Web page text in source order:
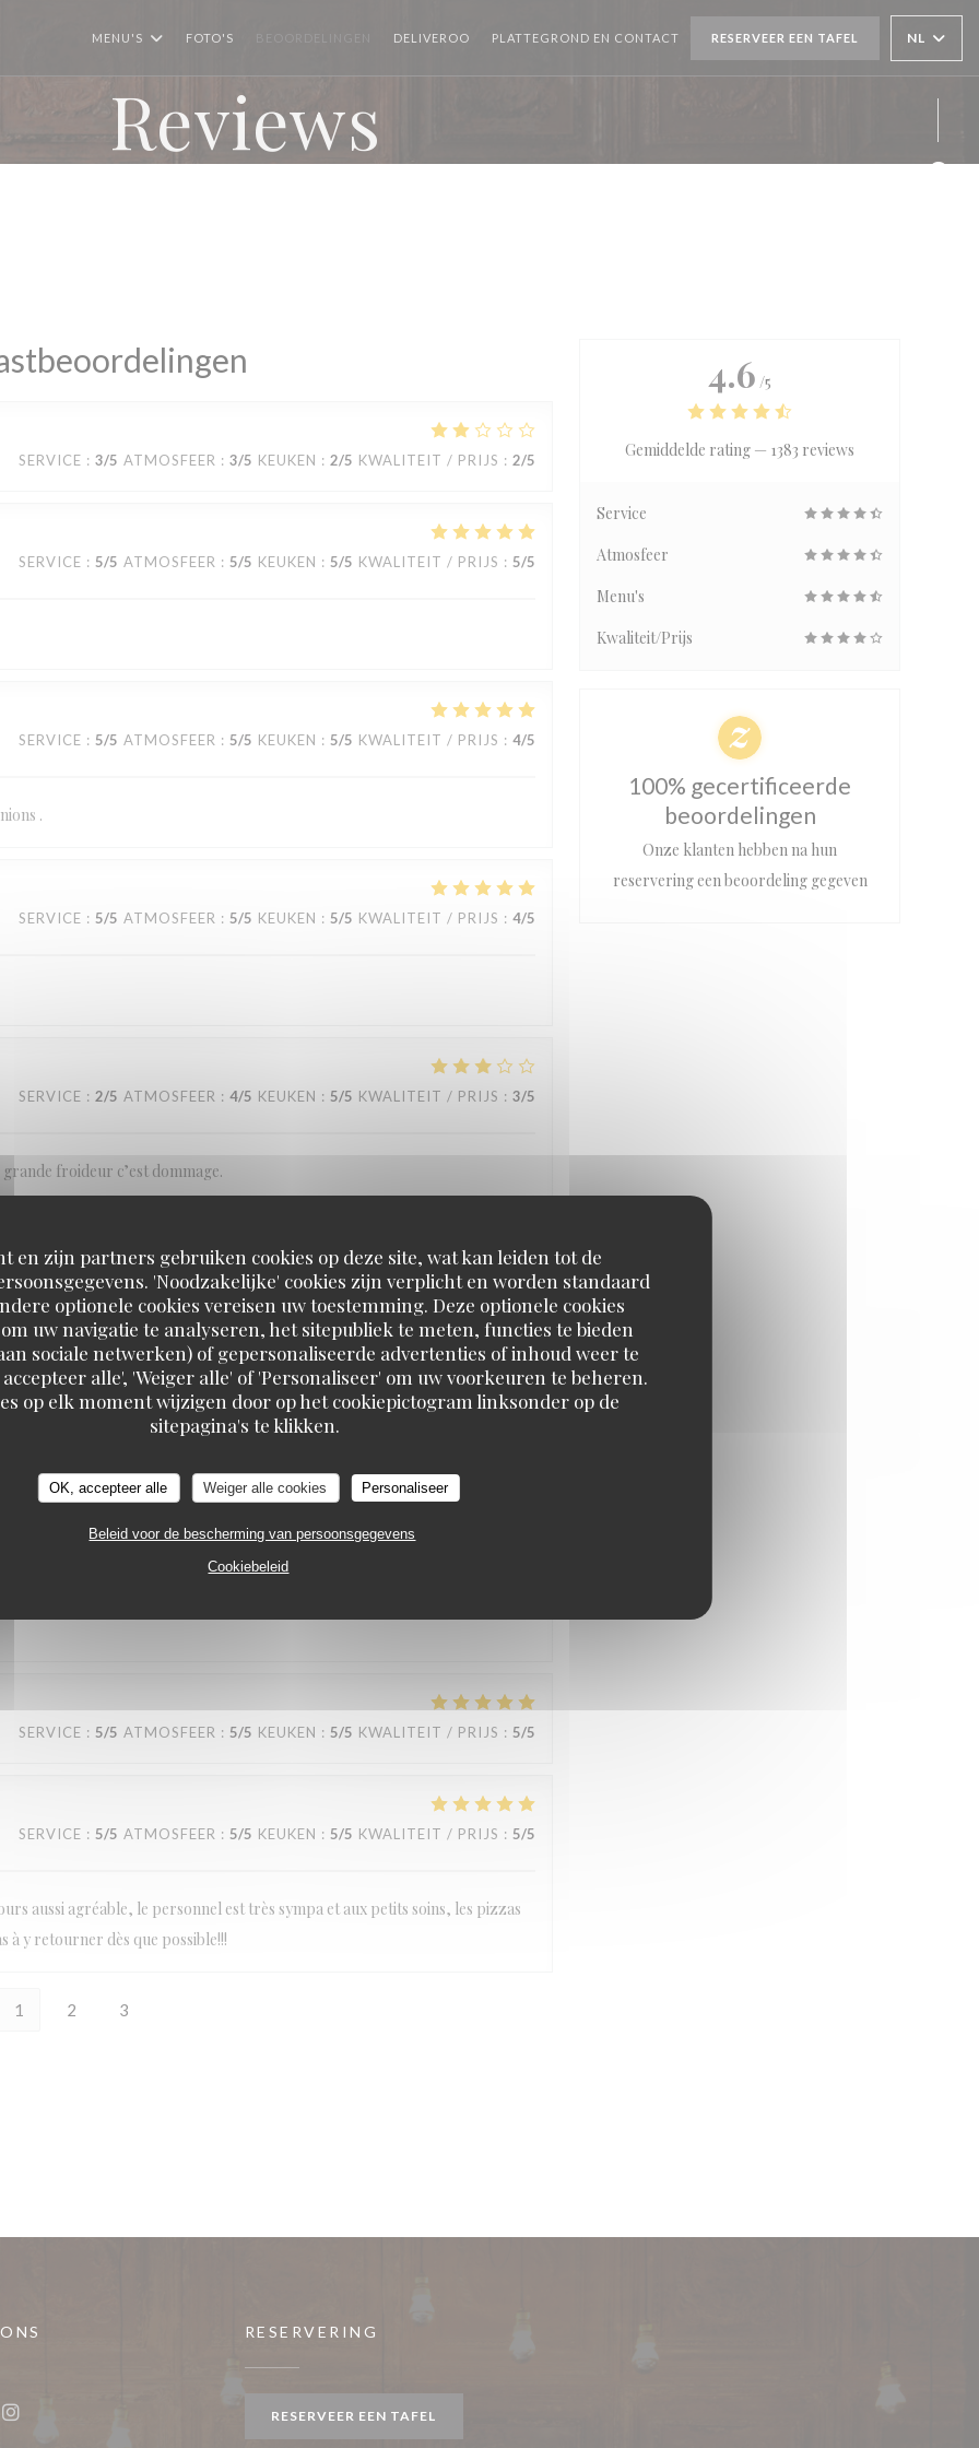
en zijn partners gebruiken cookies op deze site, wat kan leiden tot de
'Noodzakelijke' cookies zijn verplicht en worden standaard
optionele cookies vereisen uw toestemming. Deze optionele cookies
uw navigatie te analyseren, het sitepubliek te meten, functies te bieden
sociale netwerken) of gepersonaliseerde advertenties of inhoud weer te
alle', 'Weiger alle' of 'Personaliseer' om uw voorkeuren te beheren.
op elk moment wijzigen door op het cookiepictogram linksonder op de
sitepagina's te klikken.
OK, accepteer alle Weiger alle cookies Personaliseer
Beleid voor de bescherming van persoonsgegevens
Cookiebeleid
MENU'S FOTO'S DELIVEROO ((OPENT IN EEN NIEUW VENSTER))
PLATTEGROND EN CONTACT RESERVEER EEN TAFEL NL
Reviews
SERVICE : 3/5 ATMOSFEER : 3/5 KEUKEN : 2/5 KWALITEIT / PRIJS : 2/5
SERVICE : 5/5 ATMOSFEER : 5/5 KEUKEN : 5/5 KWALITEIT / PRIJS : 5/5
SERVICE : 5/5 ATMOSFEER : 5/5 KEUKEN : 5/5 KWALITEIT / PRIJS : 4/5
.
SERVICE : 5/5 ATMOSFEER : 5/5 KEUKEN : 5/5 KWALITEIT / PRIJS : 4/5
SERVICE : 2/5 ATMOSFEER : 4/5 KEUKEN : 5/5 KWALITEIT / PRIJS : 3/5
froideur c’est dommage.
ATMOSFEER : /5 KEUKEN : KWALITEIT / PRIJS /5
même par une famille italienne
SERVICE : 5/5 ATMOSFEER : 5/5 KEUKEN : 5/5 KWALITEIT / PRIJS : 5/5
SERVICE : 5/5 ATMOSFEER : 5/5 KEUKEN : 5/5 KWALITEIT / PRIJS : 5/5
aussi agréable, le personnel est très sympa et aux petits soins, les pizzas
à y retourner dès que possible!!!
1 2 3
4.6 /5
Gemiddelde rating — 1383 reviews
Service
Atmosfeer
Menu's
Kwaliteit/Prijs
100% gecertificeerde
beoordelingen
Onze klanten hebben na hun
reservering een beoordeling gegeven
venster))
RESERVERING
RESERVEER EEN TAFEL